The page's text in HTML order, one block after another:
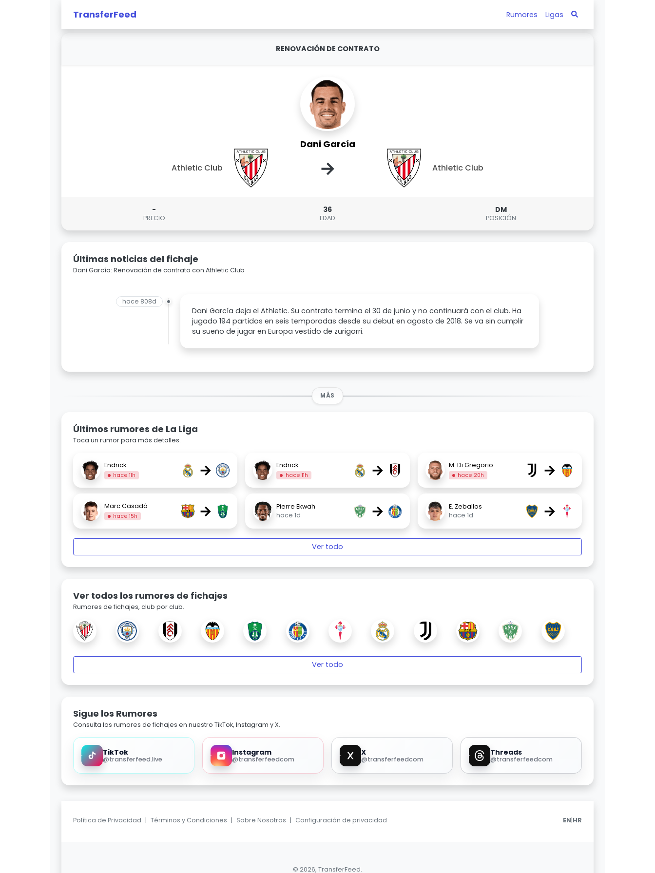
TransferFeed Rumores Ligas
RENOVACIÓN DE CONTRATO
Dani García
Athletic Club → Athletic Club
-
PRECIO
36
EDAD
DM
POSICIÓN
Últimas noticias del fichaje
Dani García: Renovación de contrato con Athletic Club
hace 808d
Dani García deja el Athletic. Su contrato termina el 30 de junio y no continuará con el club. Ha
jugado 194 partidos en seis temporadas desde su debut en agosto de 2018. Se va sin cumplir
su sueño de jugar en Europa vestido de zurigorri.
MÁS
Últimos rumores de La Liga
Toca un rumor para más detalles.
Endrick
hace 11h → Endrick
hace 11h → M. Di Gregorio
hace 20h →
Marc Casadó
hace 15h →
Pierre Ekwah
hace 1d
→
E. Zeballos
hace 1d
→
Ver todo
Ver todos los rumores de fichajes
Rumores de fichajes, club por club.
Ver todo
Sigue los Rumores
Consulta los rumores de fichajes en nuestro TikTok, Instagram y X.
TikTok
@transferfeed.live
Instagram
@transferfeedcom
X
@transferfeedcom
Threads
@transferfeedcom
Política de Privacidad | Términos y Condiciones | Sobre Nosotros | Configuración de privacidad EN|HR
© 2026, TransferFeed.